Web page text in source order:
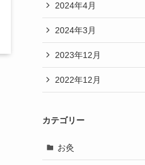
2024年4月
2024年3月
2023年12月
2022年12月
カテゴリー
お灸